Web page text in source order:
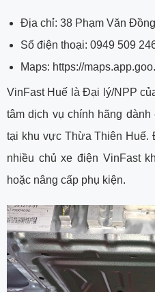
Địa chỉ: 38 Phạm Văn
Số điện thoại: 0949 509
Maps: https://
VinFast Huế là Đại lý/NPP
tâm dịch vụ chính hãng
tại khu vực Thừa Thiên Huế.
nhiều chủ xe điện VinFast
hoặc nâng cấp phụ kiện.